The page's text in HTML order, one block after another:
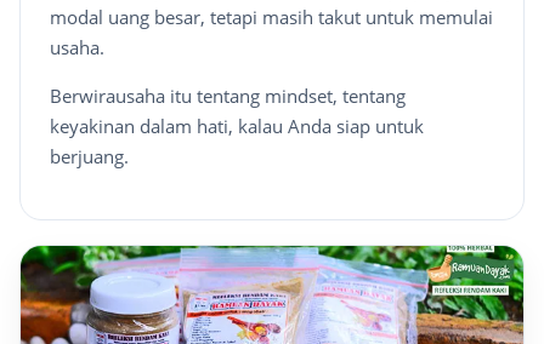
modal uang besar, tetapi masih takut untuk memulai
usaha.
Berwirausaha itu tentang mindset, tentang
keyakinan dalam hati, kalau Anda siap untuk
berjuang.